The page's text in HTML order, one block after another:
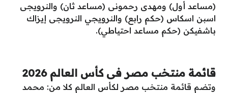
(مساعد أول) ومهدى رحمونى (مساعد ثان) والنرويجى
اسبن اسكاس (حكم رابع) والنرويجي النرويجى إيزاك
باشفيكن (حكم مساعد احتياطي).
قائمة منتخب مصر فى كأس العالم 2026
وتضم قائمة منتخب مصر لكأس العالم كلا من: محمد